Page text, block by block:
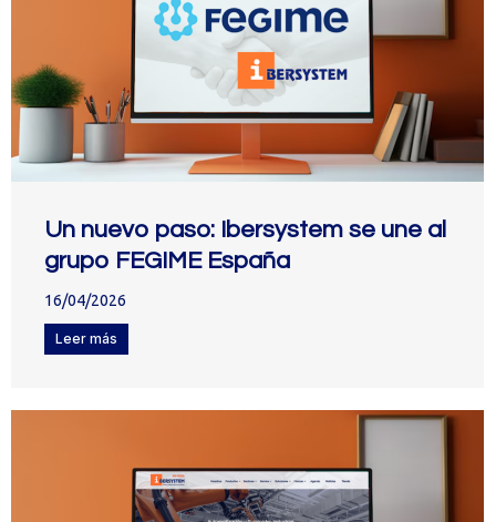
Un nuevo paso: Ibersystem se une al
grupo FEGIME España
16/04/2026
Leer más